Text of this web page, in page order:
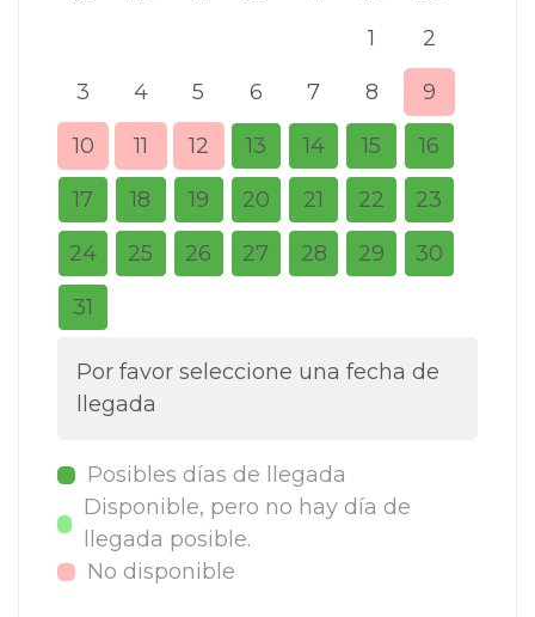
1 2
3 4 5 6 7 8 9
10 11 12 13 14 15 16
17 18 19 20 21 22 23
24 25 26 27 28 29 30
31
Por favor seleccione una fecha de
llegada
Posibles días de llegada
Disponible, pero no hay día de
llegada posible.
No disponible